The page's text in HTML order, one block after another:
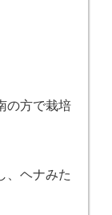
の方で栽培
、ヘナみた